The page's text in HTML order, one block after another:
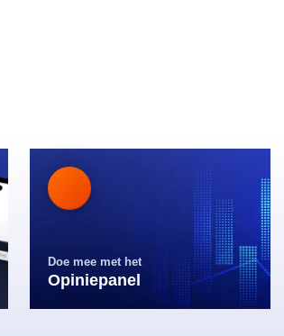
Doe mee met het
Opiniepanel